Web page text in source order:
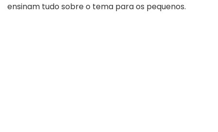
ensinam tudo sobre o tema para os pequenos.